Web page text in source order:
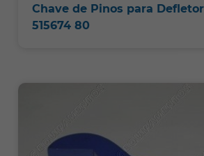
Chave de Pinos para
515674 80